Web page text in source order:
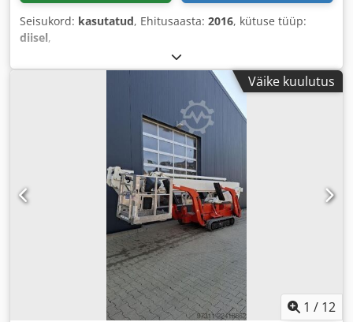
Seisukord: kasutatud, Ehitusaasta: 2016, kütuse tüüp:
diisel,
Väike kuulutus
1 / 12